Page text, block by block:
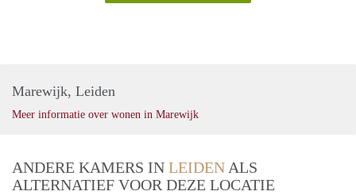
Marewijk, Leiden
Meer informatie over wonen in Marewijk
ANDERE KAMERS IN LEIDEN ALS
ALTERNATIEF VOOR DEZE LOCATIE